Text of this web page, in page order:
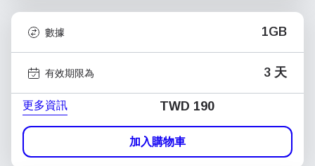
數據 1GB
有效期限為 3 天
更多資訊 TWD 190
加入購物車